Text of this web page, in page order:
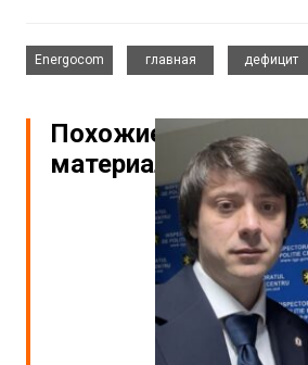
Energocom
главная
дефицит
Похожие
материалы